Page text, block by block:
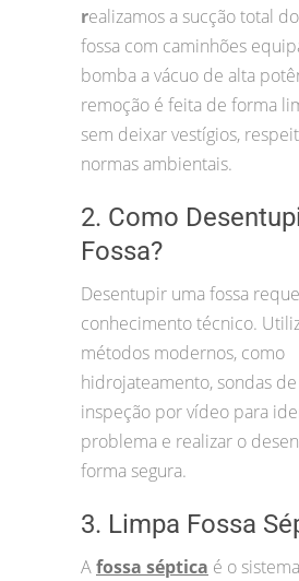
realizamos a sucção total
fossa com caminhões
bomba a vácuo de alta
remoção é feita de forma
sem deixar vestígios,
normas ambientais.
2. Como
Fossa?
Desentupir uma fossa
conhecimento técnico.
métodos modernos, como
hidrojateamento, sondas
inspeção por vídeo para
problema e realizar o
forma segura.
3. Limpa Fossa
Afossa séptica é o